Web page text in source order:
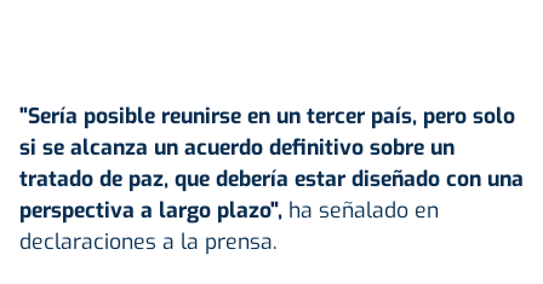
"Sería posible reunirse en un tercer país, pero solo
si se alcanza un acuerdo definitivo sobre un
tratado de paz, que debería estar diseñado con una
perspectiva a largo plazo", ha señalado en
declaraciones a la prensa.